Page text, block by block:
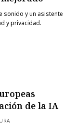
sonido y un asistente
y privacidad.
de la IA